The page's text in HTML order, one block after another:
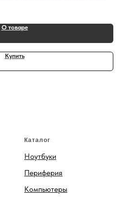
О товаре
Купить
Каталог
Ноутбуки
Периферия
Компьютеры